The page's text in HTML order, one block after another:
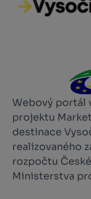
Webový portál
projektu
destinace
realizovaného
rozpočtu
Ministerstva